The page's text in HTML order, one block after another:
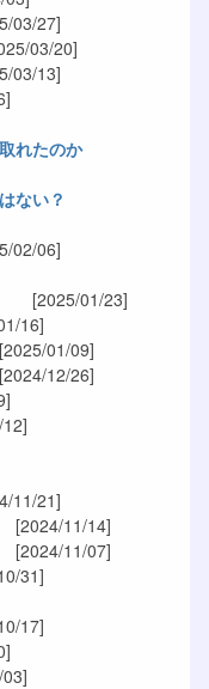
27]
03/20]
13]
れたのか
ない？
06]
[2025/01/23]
16]
01/09]
12/26]
21]
11/14]
11/07]
31]
17]